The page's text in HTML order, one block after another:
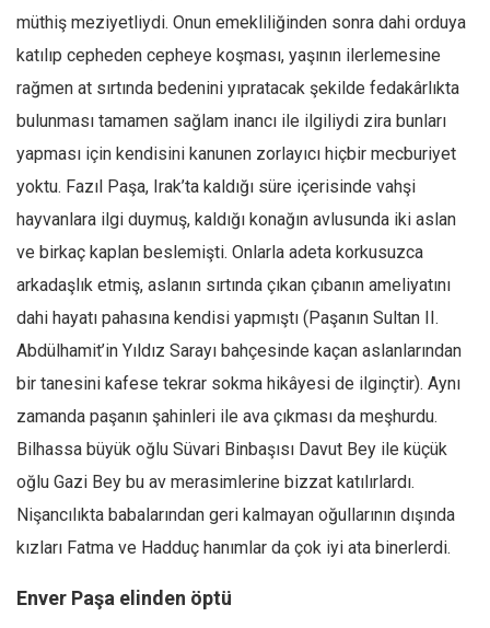
müthiş meziyetliydi. Onun emekliliğinden sonra dahi orduya
katılıp cepheden cepheye koşması, yaşının ilerlemesine
rağmen at sırtında bedenini yıpratacak şekilde fedakârlıkta
bulunması tamamen sağlam inancı ile ilgiliydi zira bunları
yapması için kendisini kanunen zorlayıcı hiçbir mecburiyet
yoktu. Fazıl Paşa, Irak’ta kaldığı süre içerisinde vahşi
hayvanlara ilgi duymuş, kaldığı konağın avlusunda iki aslan
ve birkaç kaplan beslemişti. Onlarla adeta korkusuzca
arkadaşlık etmiş, aslanın sırtında çıkan çıbanın ameliyatını
dahi hayatı pahasına kendisi yapmıştı (Paşanın Sultan II.
Abdülhamit’in Yıldız Sarayı bahçesinde kaçan aslanlarından
bir tanesini kafese tekrar sokma hikâyesi de ilginçtir). Aynı
zamanda paşanın şahinleri ile ava çıkması da meşhurdu.
Bilhassa büyük oğlu Süvari Binbaşısı Davut Bey ile küçük
oğlu Gazi Bey bu av merasimlerine bizzat katılırlardı.
Nişancılıkta babalarından geri kalmayan oğullarının dışında
kızları Fatma ve Hadduç hanımlar da çok iyi ata binerlerdi.
Enver Paşa elinden öptü